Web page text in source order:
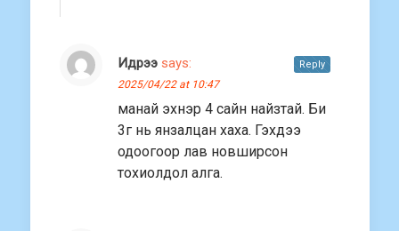
Идрээ says:
2025/04/22 at 10:47
манай эхнэр 4 сайн найзтай. Би
3г нь янзалцан хаха. Гэхдээ
одоогоор лав новширсон
тохиолдол алга.
Reply